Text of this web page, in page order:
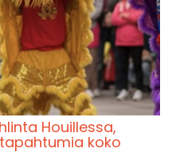
Houillessa,
koko